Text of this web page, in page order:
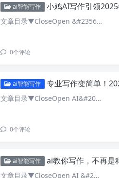
ai智能写作 小鸡AI写作引领2025年
文章目录▼CloseOpen &#2356…
0个评论
ai智能写作 专业写作变简单！
文章目录▼CloseOpen AI&#20…
0个评论
ai智能写作 ai教你写作，不再是科
文章目录▼CloseOpen AI &#2…